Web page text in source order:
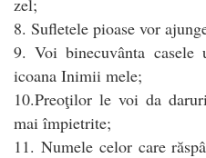
8. Sufletele pioase vor
9. Voi binecuvânta casele
icoana Inimii mele;
10.Preoţilor le voi da
mai împietrite;
11. Numele celor care